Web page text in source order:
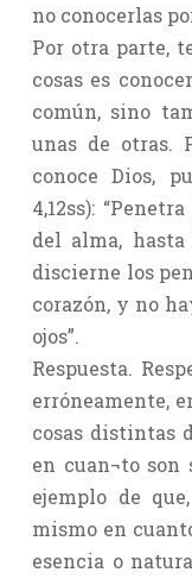
no conocerlas
Por otra parte,
cosas es
común, sino
unas de otras.
conoce Dios,
4,12ss):
del alma,
discierne los
corazón, y no
ojos”.
Respuesta.
erróneamente,
cosas distintas
en cuan¬to son
ejemplo de
mismo en
esencia o